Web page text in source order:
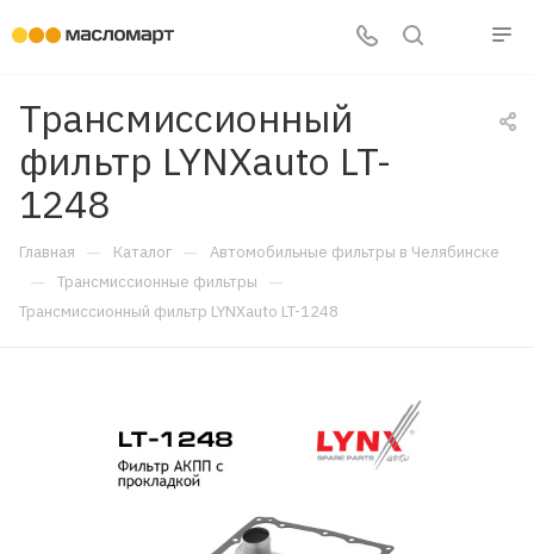
Трансмиссионный
фильтр LYNXauto LT-
1248
Главная — Каталог — Автомобильные фильтры в Челябинске
— Трансмиссионные фильтры —
Трансмиссионный фильтр LYNXauto LT-1248